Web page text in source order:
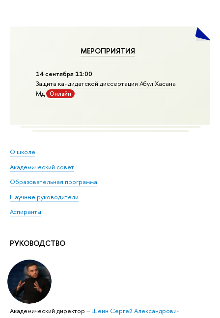
МЕРОПРИЯТИЯ
14 сентября 11:00
Защита кандидатской диссертации Абул Хасана
Мд
Онлайн
О школе
Академический совет
Образовательная программа
Научные руководители
Аспиранты
РУКОВОДСТВО
Академический директор – Шеин Сергей Александрович